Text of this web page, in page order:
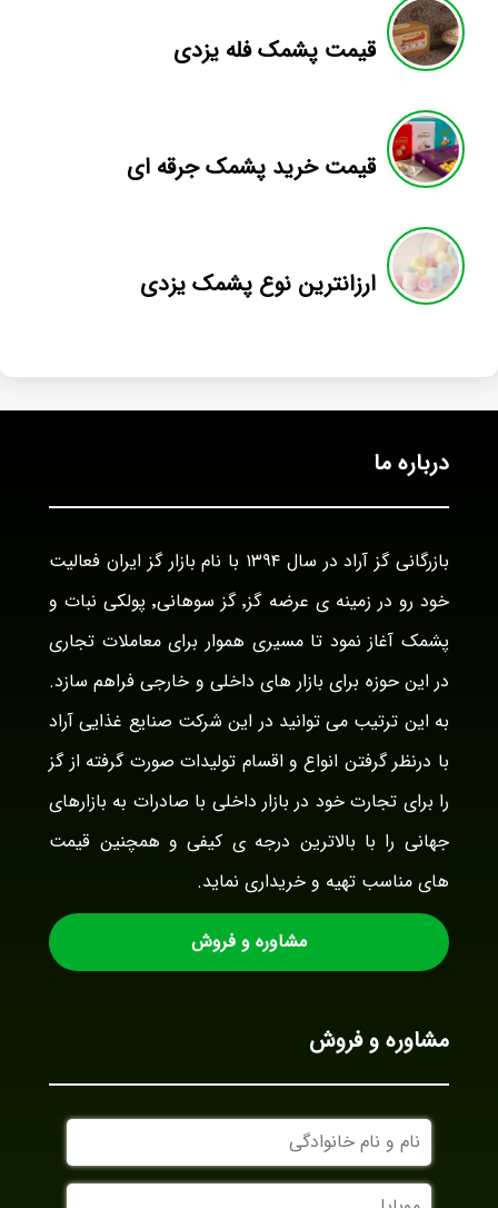
قیمت پشمک فله یزدی
قیمت خرید پشمک جرقه ای
ارزانترین نوع پشمک یزدی
درباره ما
بازرگانی گز آراد در سال ۱۳۹۴ با نام بازار گز ایران فعالیت
خود رو در زمینه ی عرضه گز٬ گز سوهانی٬ پولکی نبات و
پشمک آغاز نمود تا مسیری هموار برای معاملات تجاری
در این حوزه برای بازار های داخلی و خارجی فراهم سازد.
به این ترتیب می توانید در این شرکت صنایع غذایی آراد
با درنظر گرفتن انواع و اقسام تولیدات صورت گرفته از گز
را برای تجارت خود در بازار داخلی با صادرات به بازارهای
جهانی را با بالاترین درجه ی کیفی و همچنین قیمت
های مناسب تهیه و خریداری نماید.
مشاوره و فروش
مشاوره و فروش
نام
و
نام
خانوادگی
موبایل